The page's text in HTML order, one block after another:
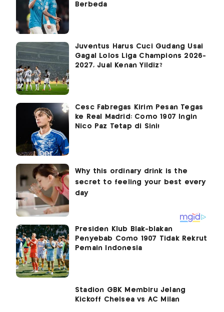
Berbeda
Juventus Harus Cuci Gudang Usai
Gagal Lolos Liga Champions 2026-
2027, Jual Kenan Yildiz?
Cesc Fabregas Kirim Pesan Tegas
ke Real Madrid: Como 1907 Ingin
Nico Paz Tetap di Sini!
Presiden Klub Blak-blakan
Penyebab Como 1907 Tidak Rekrut
Pemain Indonesia
Stadion GBK Membiru Jelang
Kickoff Chelsea vs AC Milan